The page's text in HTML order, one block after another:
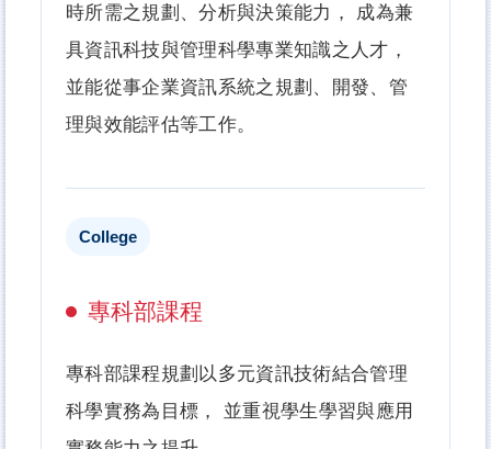
時所需之規劃、分析與決策能力， 成為兼
具資訊科技與管理科學專業知識之人才，
並能從事企業資訊系統之規劃、開發、管
理與效能評估等工作。
College
專科部課程
專科部課程規劃以多元資訊技術結合管理
科學實務為目標， 並重視學生學習與應用